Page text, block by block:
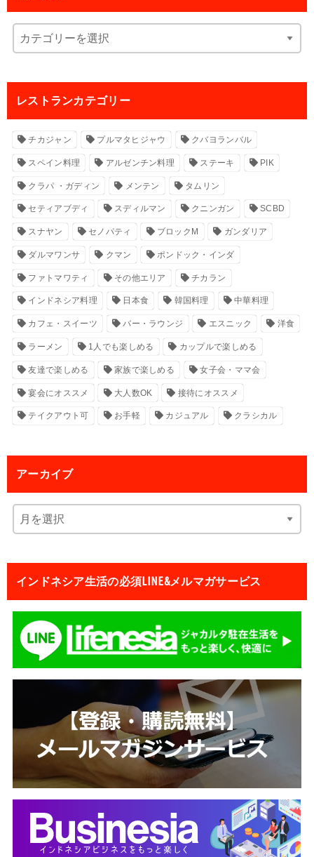
レストランカテゴリー
チカジャン プルマタヒジャウ クバヨランバル
スペイン料理 アルゼンチン料理 ステーキ PIK
クラパ ・ガディン メンテン タムリン
セティアブディ スディルマン クニンガン SCBD
スナヤン セノパティ ブロックM ガンダリア
ダルマワンサ クマン ポンドック・インダ
ファトマワティ その他エリア チカラン
インドネシア料理 日本食 韓国料理 中華料理
カフェ・スイーツ バー・ラウンジ エスニック 洋食
ラーメン 1人でも楽しめる カップルで楽しめる
友達で楽しめる 家族で楽しめる 女子会・ママ会
宴会にオススメ 大人数OK 接待にオススメ
テイクアウト可 お手軽 カジュアル クラシカル
アーカイブ
インドネシア生活の必須LINE&メルマガサービス